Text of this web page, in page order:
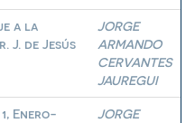
a la
de Jesús
JORGE
ARMANDO
CERVANTES
JAUREGUI
Enero-
JORGE